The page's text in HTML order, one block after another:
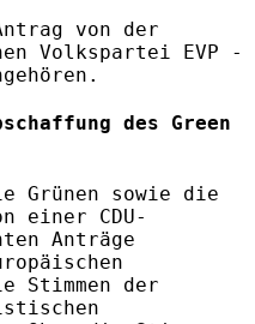
von der
Volkspartei EVP -
des Green
Grünen sowie die
einer CDU-
Anträge
Stimmen der